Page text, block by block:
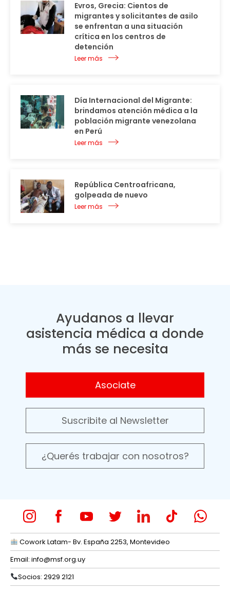
Evros, Grecia: Cientos de
migrantes y solicitantes de asilo
se enfrentan a una situación
crítica en los centros de
detención
Leer más
Día Internacional del Migrante:
brindamos atención médica a la
población migrante venezolana
en Perú
Leer más
República Centroafricana,
golpeada de nuevo
Leer más
Ayudanos a llevar
asistencia médica a donde
más se necesita
Asociate
Suscribite al Newsletter
¿Querés trabajar con nosotros?
Cowork Latam- Bv. España 2253, Montevideo
Email: info@msf.org.uy
Socios: 2929 2121